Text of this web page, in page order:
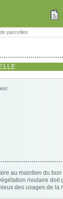
parcelles
au maintien du
rivulaire doit
des usages de la